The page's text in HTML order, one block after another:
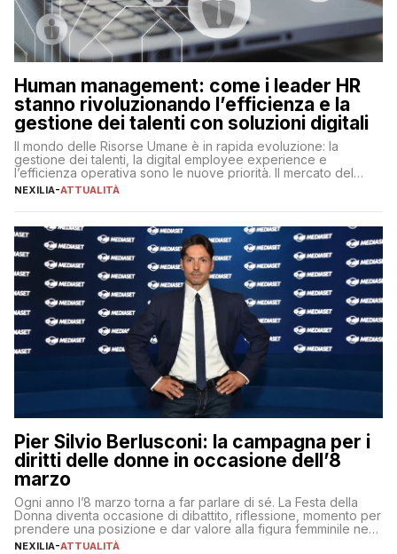
Human management: come i leader HR
stanno rivoluzionando l’efficienza e la
gestione dei talenti con soluzioni digitali
Il mondo delle Risorse Umane è in rapida evoluzione: la
gestione dei talenti, la digital employee experience e
l’efficienza operativa sono le nuove priorità. Il mercato del
lavoro, d’altra parte, è sempre più competitivo con una lotta
NEXILIA-ATTUALITÀ
Pier Silvio Berlusconi: la campagna per i
diritti delle donne in occasione dell’8
marzo
Ogni anno l’8 marzo torna a far parlare di sé. La Festa della
Donna diventa occasione di dibattito, riflessione, momento per
prendere una posizione e dar valore alla figura femminile nella
sua complessità e crucialità. A lanciare un messaggio “forte e
NEXILIA-ATTUALITÀ